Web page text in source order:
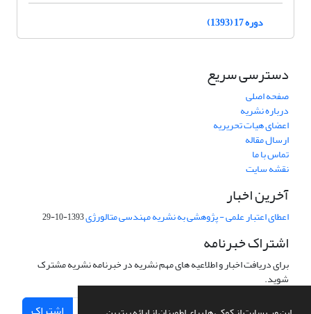
دوره 17 (1393)
دسترسی سریع
صفحه اصلی
درباره نشریه
اعضای هیات تحریریه
ارسال مقاله
تماس با ما
نقشه سایت
آخرین اخبار
اعطای اعتبار علمی - پژوهشی به نشریه مهندسی متالورژی1393-10-29
اشتراک خبرنامه
برای دریافت اخبار و اطلاعیه های مهم نشریه در خبرنامه نشریه مشترک
شوید.